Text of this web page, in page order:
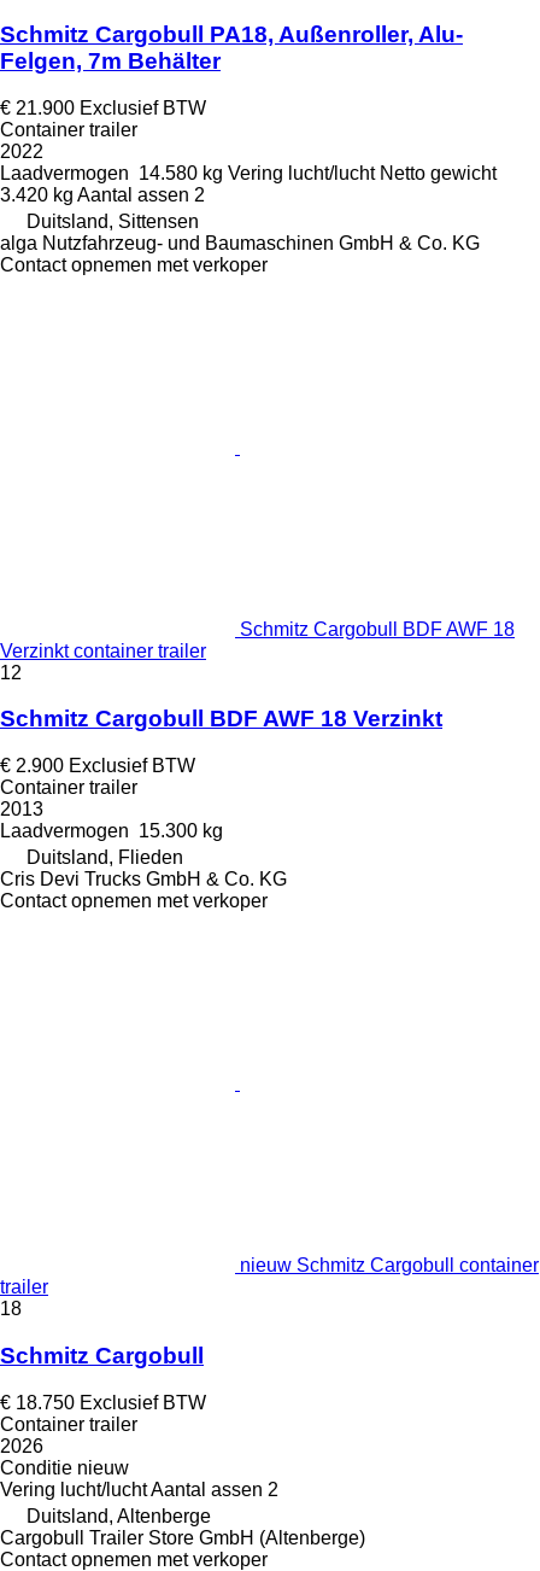
Schmitz Cargobull PA18, Außenroller, Alu-
Felgen, 7m Behälter
€ 21.900 Exclusief BTW
Container trailer
2022
Laadvermogen 14.580 kg Vering lucht/lucht Netto gewicht
3.420 kg Aantal assen 2
Duitsland, Sittensen
alga Nutzfahrzeug- und Baumaschinen GmbH & Co. KG
Contact opnemen met verkoper
Schmitz Cargobull BDF AWF 18
Verzinkt container trailer
12
Schmitz Cargobull BDF AWF 18 Verzinkt
€ 2.900 Exclusief BTW
Container trailer
2013
Laadvermogen 15.300 kg
Duitsland, Flieden
Cris Devi Trucks GmbH & Co. KG
Contact opnemen met verkoper
nieuw Schmitz Cargobull container
trailer
18
Schmitz Cargobull
€ 18.750 Exclusief BTW
Container trailer
2026
Conditie nieuw
Vering lucht/luchtAantal assen 2
Duitsland, Altenberge
Cargobull Trailer Store GmbH (Altenberge)
Contact opnemen met verkoper